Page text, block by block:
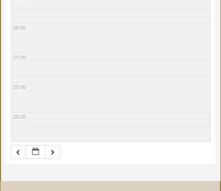
20:00
21:00
22:00
23:00